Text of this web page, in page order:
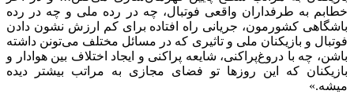
خطابم به طرفداران واقعی فوتبال، چه در رده ملی و چه در رده
باشگاهی کشورمون، جریانی راه افتاده برای کم ارزش نشون دادن
فوتبال و بازیکنان ملی و تاثیری که در مسائل مختلف می‌تونن داشته
باشن، چه با دروغ‌پراکنی، شایعه پراکنی و ایجاد اختلاف بین هوادار و
بازیکنان که این روز‌ها تو فضای مجازی به مراتب بیشتر دیده
میشه.»